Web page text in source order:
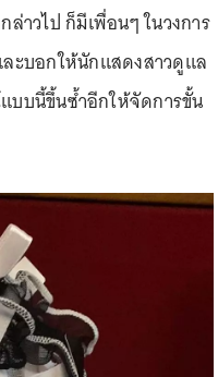
าวไป ก็มีเพื่อนๆ ในวงการ
ะบอกให้นักแสดงสาวดูแล
บบนี้ขึ้นซ้ำอีกให้จัดการขั้น